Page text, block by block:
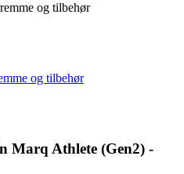
og tilbehør
og tilbehør
Marq Athlete (Gen2) -